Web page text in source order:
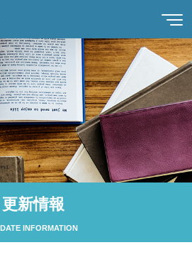
更新情報
INFORMATION